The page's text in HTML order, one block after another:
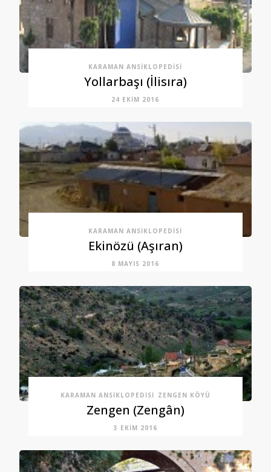
KARAMAN ANSIKLOPEDISI
Yollarbaşı (İlisıra)
24 EKIM 2016
KARAMAN ANSIKLOPEDISI
Ekinözü (Aşıran)
8 MAYIS 2016
KARAMAN ANSIKLOPEDISI ZENGEN KÖYÜ
Zengen (Zengân)
3 EKIM 2016